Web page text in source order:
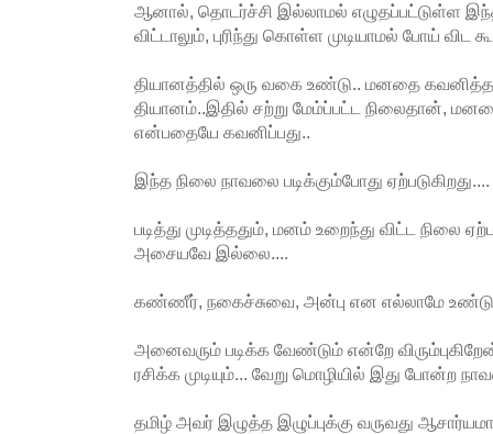
ஆனால், தொடர்ச்சி இல்லாமல் எழுதப்பட்டுள்ள
விட்டாலும், புரிந்து கொள்ள முடியாமல் போய் விட
தியானத்தில் ஒரு வகை உண்டு.. மனதை
தியானம்..இதில் சற்று மேம்ப்பட்ட நிலைதான்,
என்பதையே கவனிப்பது..
இந்த நிலை நாவலை படிக்கும்போது ஏற்படுகிறது....
படித்து முடித்ததும், மனம் உறைந்து விட்ட நிலை
அசையவே இல்லை....
கண்ணீர், நகைச்சுவை, அன்பு என எல்லாமே
அனைவரும் படிக்க வேண்டும் என்றே
ரசிக்க முடியும்... வேறு மொழியில் இது போன்ற
தமிழ் அவர் இழுத்த இழுப்புக்கு வருவது